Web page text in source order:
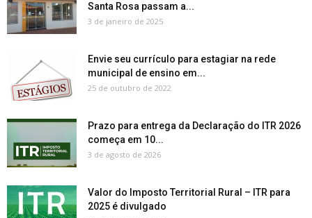
Santa Rosa passam a...
3 de janeiro de 2025
Envie seu currículo para estagiar na rede
municipal de ensino em...
25 de outubro de 2022
Prazo para entrega da Declaração do ITR 2026
começa em 10...
3 de agosto de 2026
Valor do Imposto Territorial Rural – ITR para
2025 é divulgado